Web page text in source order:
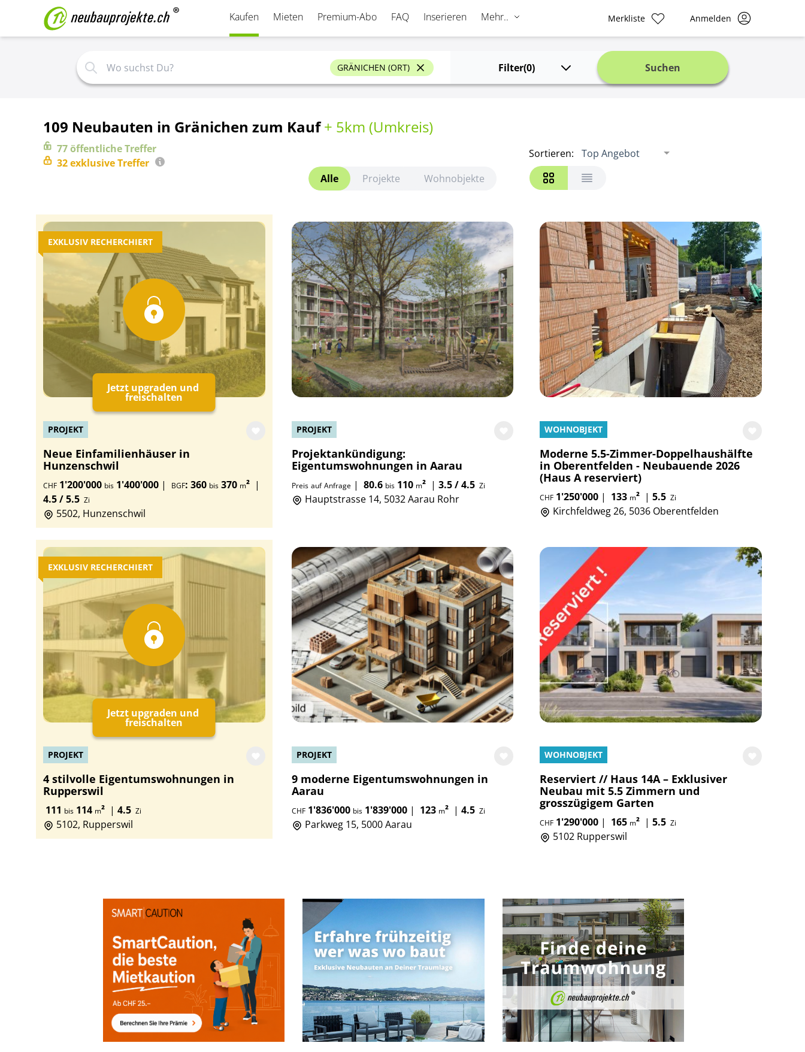
Kaufen Mieten Premium-Abo FAQ Inserieren Mehr.. Merkliste Anmelden
GRÄNICHEN (ORT) Filter(0) Suchen
109 Neubauten in Gränichen zum Kauf+ 5km (Umkreis)
77öffentlicheTreffer
32exklusiveTreffer
Alle
Projekte Wohnobjekte
Sortieren: Top Angebot
EXKLUSIV RECHERCHIERT
Jetzt upgraden und
freischalten
PROJEKT
Neue Einfamilienhäuser in
Hunzenschwil
CHF 1'200'000 bis 1'400'000 | BGF: 360 bis 370 m² |
4.5 / 5.5 Zi
5502, Hunzenschwil
PROJEKT
Projektankündigung:
Eigentumswohnungen in Aarau
Preis auf Anfrage| 80.6 bis110 m² | 3.5 / 4.5 Zi
Hauptstrasse 14, 5032 Aarau Rohr
WOHNOBJEKT
Moderne 5.5-Zimmer-Doppelhaushälfte
in Oberentfelden - Neubauende 2026
(Haus A reserviert)
CHF 1'250'000 | 133 m² |5.5 Zi
Kirchfeldweg 26, 5036 Oberentfelden
EXKLUSIV RECHERCHIERT
Jetzt upgraden und
freischalten
PROJEKT
4 stilvolle Eigentumswohnungen in
Rupperswil
111 bis 114 m² | 4.5 Zi
5102, Rupperswil
PROJEKT
9 moderne Eigentumswohnungen in
Aarau
CHF1'836'000 bis1'839'000| 123 m² | 4.5 Zi
Parkweg 15, 5000 Aarau
WOHNOBJEKT
Reserviert // Haus 14A – Exklusiver
Neubau mit 5.5 Zimmern und
grosszügigem Garten
CHF 1'290'000 | 165 m² |5.5 Zi
5102 Rupperswil